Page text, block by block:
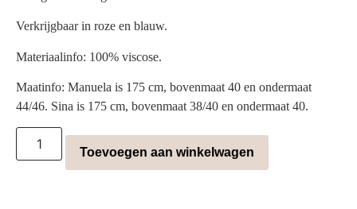
Verkrijgbaar in roze en blauw.
Materiaalinfo: 100% viscose.
Maatinfo: Manuela is 175 cm, bovenmaat 40 en ondermaat
44/46. Sina is 175 cm, bovenmaat 38/40 en ondermaat 40.
Toevoegen aan winkelwagen